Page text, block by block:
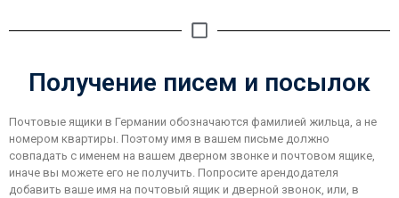
Получение писем и посылок
Почтовые ящики в Германии обозначаются фамилией жильца, а не
номером квартиры. Поэтому имя в вашем письме должно
совпадать с именем на вашем дверном звонке и почтовом ящике,
иначе вы можете его не получить. Попросите арендодателя
добавить ваше имя на почтовый ящик и дверной звонок, или, в